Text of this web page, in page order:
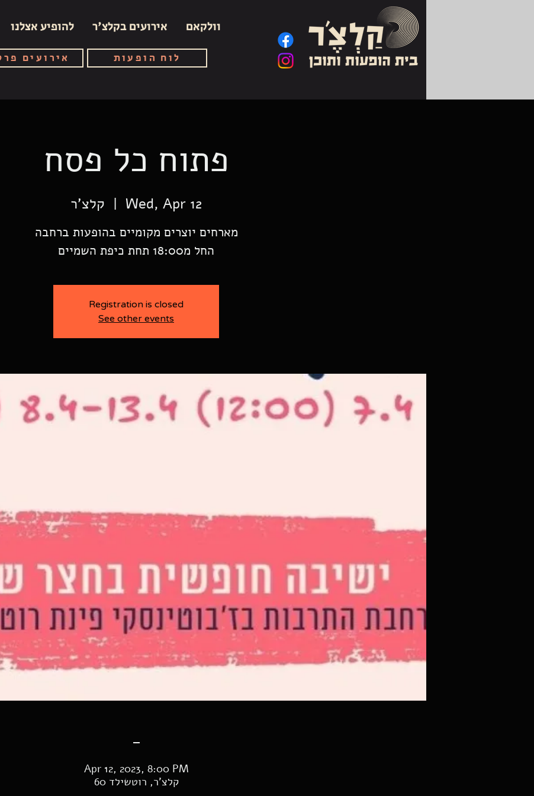
וולקאם אירועים בקלצ'ר להופיע אצלנו
אירועים לוח הופעות
פתוח כל פסח
Wed, Apr 12
  |
קלצ'ר
החל מ18:00 תחת כיפת השמיים
Registration is closed
See other events
-
Apr 12, 2023, 8:00 PM
קלצ'ר, רוטשילד 60